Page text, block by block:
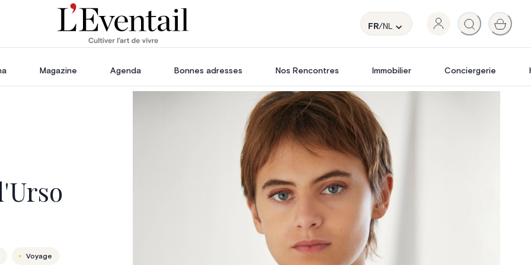
FR/NL
Magazine Agenda Bonnes adresses Nos Rencontres Immobilier Conciergerie
Voyage